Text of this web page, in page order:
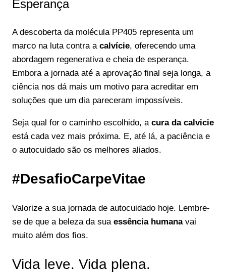
Esperança
A descoberta da molécula PP405 representa um
marco na luta contra a calvície, oferecendo uma
abordagem regenerativa e cheia de esperança.
Embora a jornada até a aprovação final seja longa, a
ciência nos dá mais um motivo para acreditar em
soluções que um dia pareceram impossíveis.
Seja qual for o caminho escolhido, a cura da calvicie
está cada vez mais próxima. E, até lá, a paciência e
o autocuidado são os melhores aliados.
#DesafioCarpeVitae
Valorize a sua jornada de autocuidado hoje. Lembre-
se de que a beleza da sua essência humanavai
muito além dos fios.
Vida leve. Vida plena.